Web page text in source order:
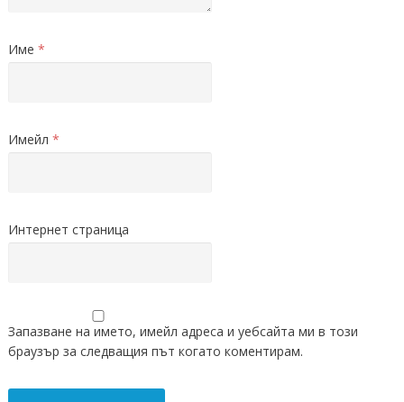
Име *
Имейл *
Интернет страница
Запазване на името, имейл адреса и уебсайта ми в този
браузър за следващия път когато коментирам.